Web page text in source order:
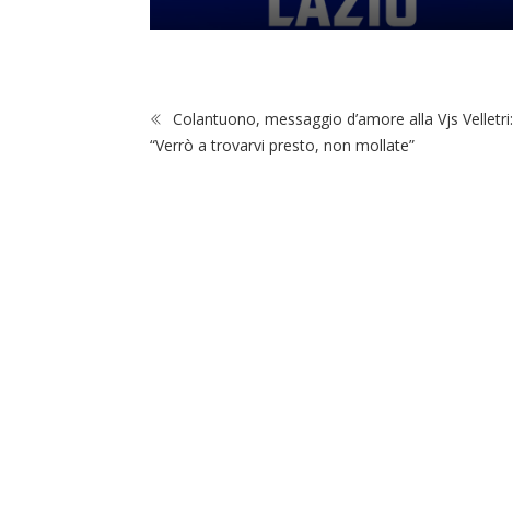
Colantuono, messaggio d’amore alla Vjs Velletri:
“Verrò a trovarvi presto, non mollate”